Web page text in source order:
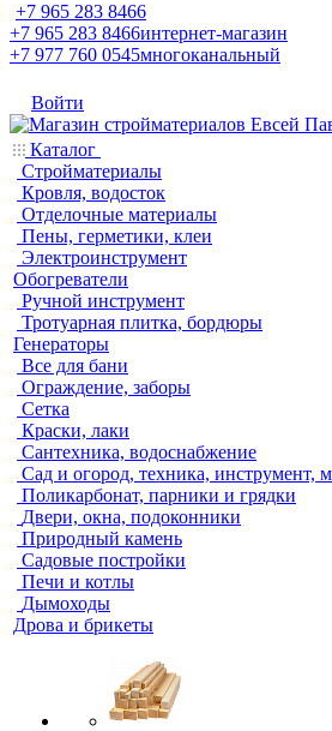
+7 965 283 8466
+7 965 283 8466интернет-магазин
+7 977 760 0545многоканальный
Войти
Каталог
Стройматериалы
Кровля, водосток
Отделочные материалы
Пены, герметики, клеи
Электроинструмент
Обогреватели
Ручной инструмент
Тротуарная плитка, бордюры
Генераторы
Все для бани
Ограждение, заборы
Сетка
Краски, лаки
Сантехника, водоснабжение
Сад и огород, техника, инструмент,
Поликарбонат, парники и грядки
Двери, окна, подоконники
Природный камень
Садовые постройки
Печи и котлы
Дымоходы
Дрова и брикеты